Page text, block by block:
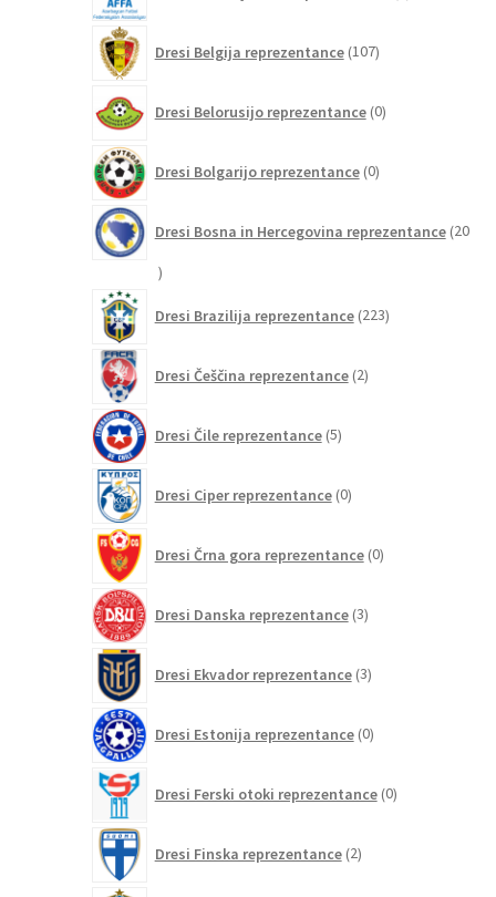
Dresi Belgija reprezentance 107izdelkov
Dresi Belorusijo reprezentance 0izdelkov
Dresi Bolgarijo reprezentance 0izdelkov
Dresi Bosna in Hercegovina reprezentance 20
20
Dresi Brazilija reprezentance 223izdelkov
Dresi Češčina reprezentance 2izdelka
Dresi Čile reprezentance 5izdelkov
Dresi Ciper reprezentance 0izdelkov
Dresi Črna gora reprezentance 0izdelkov
Dresi Danska reprezentance 3izdelki
Dresi Ekvador reprezentance 3izdelki
Dresi Estonija reprezentance 0izdelkov
Dresi Ferski otoki reprezentance 0izdelkov
Dresi Finska reprezentance 2izdelka